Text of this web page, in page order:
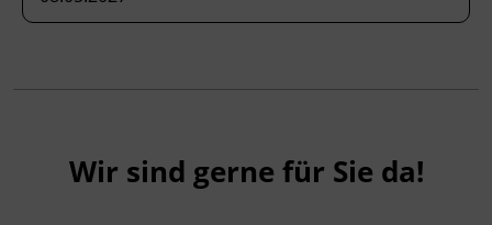
Wir sind gerne für Sie da!